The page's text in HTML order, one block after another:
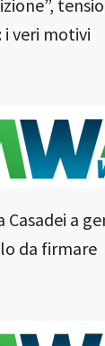
i veri motivi
Casadei a
da firmare